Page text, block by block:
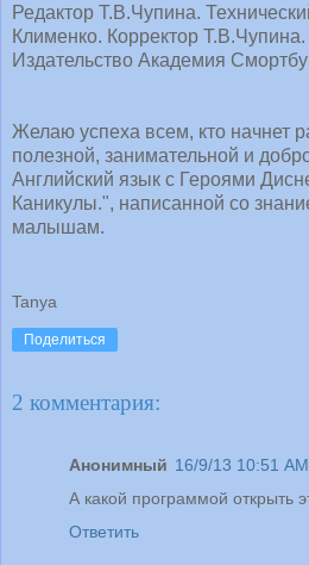
Редактор Т.В.Чупина.
Клименко. Корректор Т.В.Чупина.
Издательство Академия
Желаю успеха всем, кто начнет
полезной, занимательной и
Английский язык с Героями
Каникулы.", написанной со
малышам.
Tanya
Поделиться
2 комментария:
Анонимный 16/9/13 10:51 AM
А какой программой открыть
Ответить